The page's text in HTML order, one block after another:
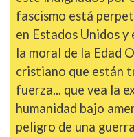
fascismo está
en Estados Unidos y
la moral de la Edad
cristiano que están
fuerza... que vea la
humanidad bajo
peligro de una